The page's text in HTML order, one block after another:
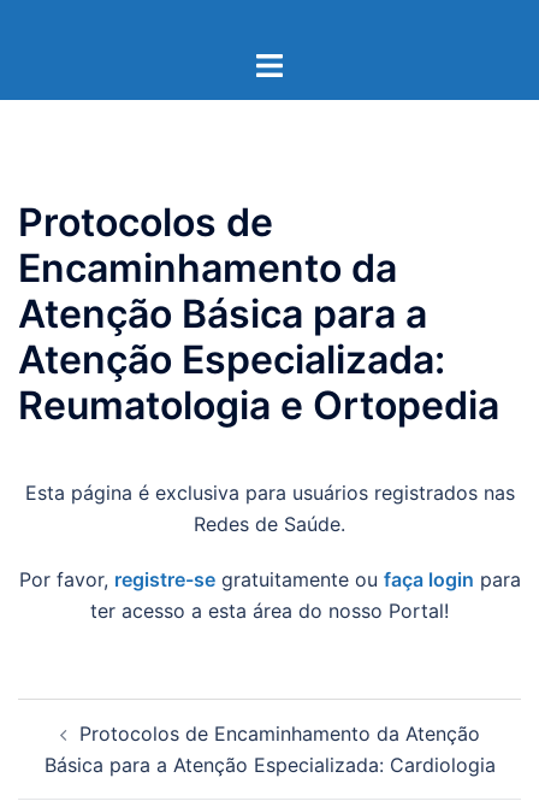
Toggle
Protocolos de
Encaminhamento da
Atenção Básica para a
Atenção Especializada:
Reumatologia e Ortopedia
Esta página é exclusiva para usuários registrados nas
Redes de Saúde.
Por favor, registre-segratuitamente ou faça login para
ter acesso a esta área do nosso Portal!
posts
Protocolos de Encaminhamento da Atenção
Básica para a Atenção Especializada: Cardiologia